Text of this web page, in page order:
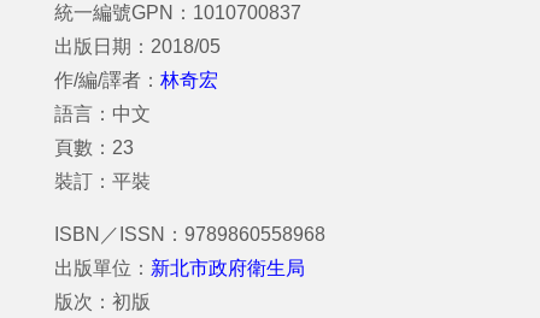
統一編號GPN：1010700837
出版日期：2018/05
作/編/譯者： 林奇宏
語言：中文
頁數：23
裝訂：平裝
ISBN／ISSN：9789860558968
出版單位： 新北市政府衛生局
版次：初版